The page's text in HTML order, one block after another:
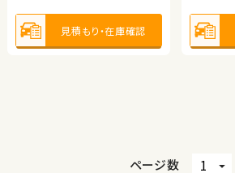
見積もり・在庫確認
諸費用：10.7万円（税込）
保証 あり 住所 岩手県
年式 2021年 走行 31,600km
排気 660
見積もり・在庫確認
ページ数